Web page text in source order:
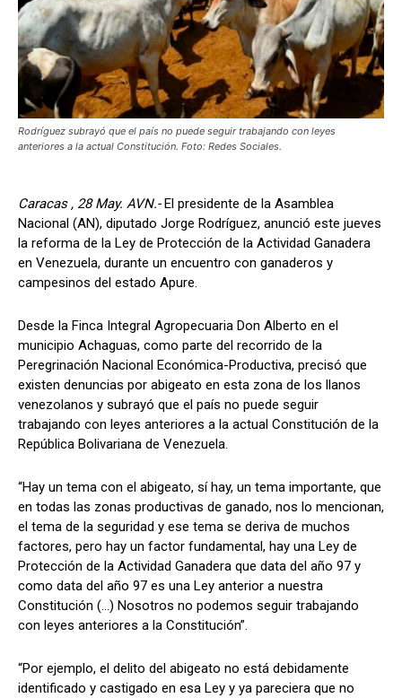
Rodríguez subrayó que el país no puede seguir trabajando con leyes
anteriores a la actual Constitución. Foto: Redes Sociales.
Caracas , 28 May. AVN.-El presidente de la Asamblea
Nacional (AN), diputado Jorge Rodríguez, anunció este jueves
la reforma de la Ley de Protección de la Actividad Ganadera
en Venezuela, durante un encuentro con ganaderos y
campesinos del estado Apure.
Desde la Finca Integral Agropecuaria Don Alberto en el
municipio Achaguas, como parte del recorrido de la
Peregrinación Nacional Económica-Productiva, precisó que
existen denuncias por abigeato en esta zona de los llanos
venezolanos y subrayó que el país no puede seguir
trabajando con leyes anteriores a la actual Constitución de la
República Bolivariana de Venezuela.
“Hay un tema con el abigeato, sí hay, un tema importante, que
en todas las zonas productivas de ganado, nos lo mencionan,
el tema de la seguridad y ese tema se deriva de muchos
factores, pero hay un factor fundamental, hay una Ley de
Protección de la Actividad Ganadera que data del año 97 y
como data del año 97 es una Ley anterior a nuestra
Constitución (...) Nosotros no podemos seguir trabajando
con leyes anteriores a la Constitución”.
“Por ejemplo, el delito del abigeato no está debidamente
identificado y castigado en esa Ley y ya pareciera que no